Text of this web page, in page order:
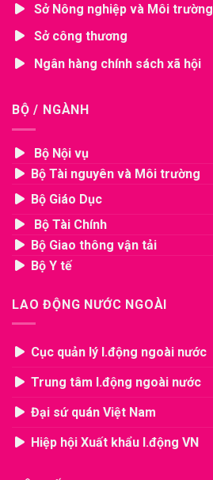
Sở Nông nghiệp và Môi trường
Sở công thương
Ngân hàng chính sách xã hội
BỘ / NGÀNH
Bộ Nội vụ
Bộ Tài nguyên và Môi trường
Bộ Giáo Dục
Bộ Tài Chính
Bộ Giao thông vận tải
Bộ Y tế
LAO ĐỘNG NƯỚC NGOÀI
Cục quản lý l.động ngoài nước
Trung tâm l.động ngoài nước
Đại sứ quán Việt Nam
Hiệp hội Xuất khẩu l.động VN